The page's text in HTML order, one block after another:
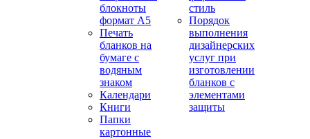
блокноты
формат А5
Печать
бланков на
бумаге с
водяным
знаком
Календари
Книги
Папки
картонные
стиль
Порядок
выполнения
дизайнерских
услуг при
изготовлении
бланков с
элементами
защиты